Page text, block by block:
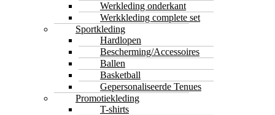
Werkleding onderkant
Werkkleding complete set
Sportkleding
Hardlopen
Bescherming/Accessoires
Ballen
Basketball
Gepersonaliseerde Tenues
Promotiekleding
T-shirts